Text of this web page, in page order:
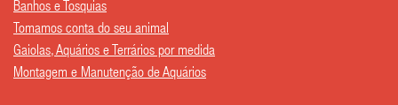
Banhos e Tosquias
Tomamos conta do seu animal
Gaiolas, Aquários e Terrários por medida
Montagem e Manutenção de Aquários